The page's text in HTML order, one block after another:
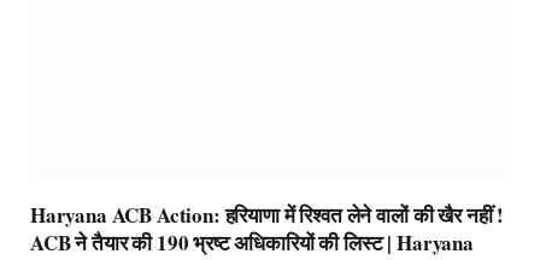
Haryana ACB Action: हरियाणा में रिश्वत लेने वालों की खैर नहीं !
ACB ने तैयार की 190 भ्रष्ट अधिकारियों की लिस्ट | Haryana